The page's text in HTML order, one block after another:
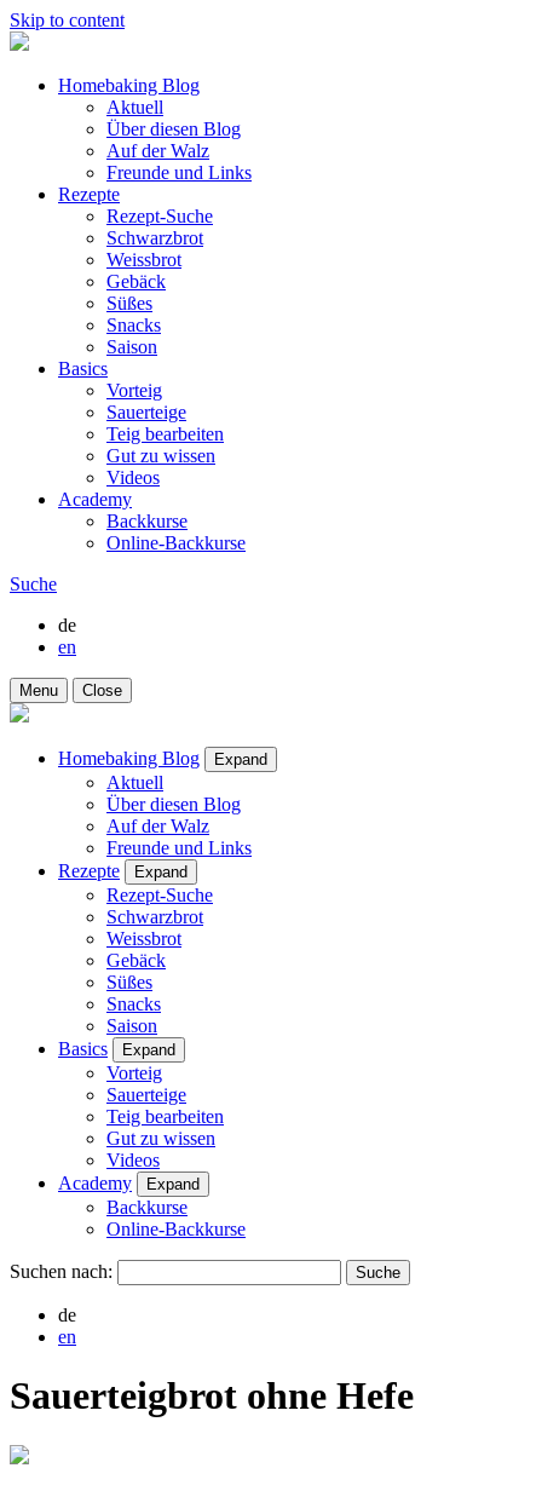
Skip to content
Homebaking Blog
Aktuell
Über diesen Blog
Auf der Walz
Freunde und Links
Rezepte
Rezept-Suche
Schwarzbrot
Weissbrot
Gebäck
Süßes
Snacks
Saison
Basics
Vorteig
Sauerteige
Teig bearbeiten
Gut zu wissen
Videos
Academy
Backkurse
Online-Backkurse
Suche
de
en
Menu Close
Homebaking Blog Expand
Aktuell
Über diesen Blog
Auf der Walz
Freunde und Links
Rezepte
Expand
Rezept-Suche
Schwarzbrot
Weissbrot
Gebäck
Süßes
Snacks
Saison
Basics
Expand
Vorteig
Sauerteige
Teig bearbeiten
Gut zu wissen
Videos
Academy
Expand
Backkurse
Online-Backkurse
Suchen nach:
de
en
Sauerteigbrot ohne Hefe